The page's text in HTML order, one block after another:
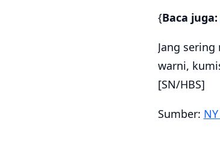
{Baca juga:
Jang
warni,
[SN/HBS]
Sumber: